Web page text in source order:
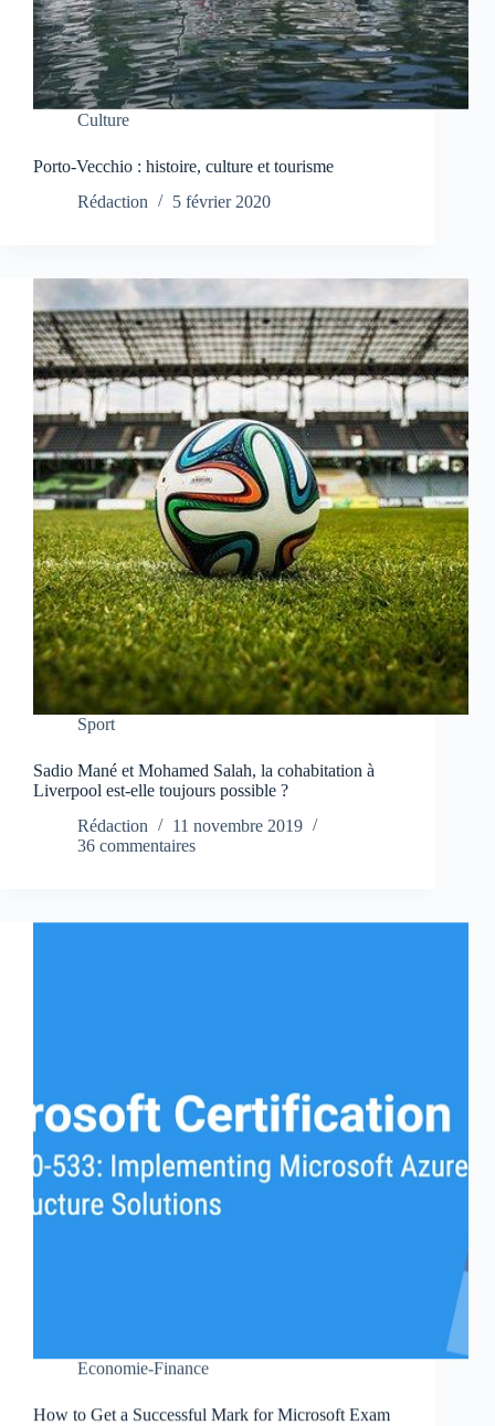
Culture
Porto-Vecchio : histoire, culture et tourisme
Rédaction
5 février 2020
Sport
Sadio Mané et Mohamed Salah, la cohabitation à
Liverpool est-elle toujours possible ?
Rédaction
11 novembre 2019
36 commentaires
Economie-Finance
How to Get a Successful Mark for Microsoft Exam